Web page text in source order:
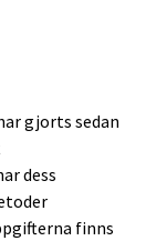
gjorts sedan
dess
finns